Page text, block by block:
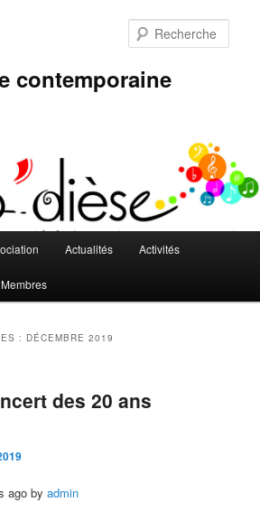
contemporaine
Actualités Activités
: DÉCEMBRE 2019
des 20 ans
ago byadmin